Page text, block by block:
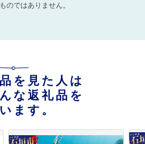
のではありません。
を見た人は
な返礼品を
ます。